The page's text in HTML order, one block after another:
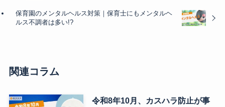
保育園のメンタルヘルス対策｜保育士にもメンタルヘ
ルス不調者は多い!?
関連コラム
令和8年10月、カスハラ防止が事